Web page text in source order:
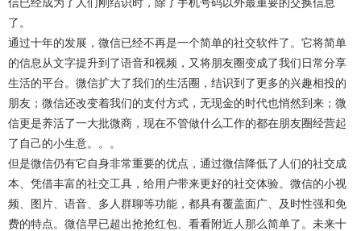
信已经成为了人们刚结识时，除了手机号码以外最重要的交换信息
了。
通过十年的发展，微信已经不再是一个简单的社交软件了。它将简单
的信息从文字提升到了语音和视频，又将朋友圈变成了我们日常分享
生活的平台。微信扩大了我们的生活圈，结识到了更多的兴趣相投的
朋友；微信还改变着我们的支付方式，无现金的时代也悄然到来；微
信更是养活了一大批微商，现在不管做什么工作的都在朋友圈经营起
了自己的小生意。。。
但是微信仍有它自身非常重要的优点，通过微信降低了人们的社交成
本、凭借丰富的社交工具，给用户带来更好的社交体验。微信的小视
频、图片、语音、多人群聊等功能，都具有覆盖面广、及时性强和免
费的特点。微信早已超出抢抢红包、看看附近人那么简单了。未来十